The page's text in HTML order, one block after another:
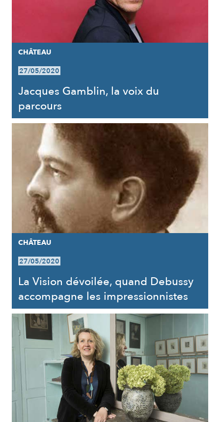
CHÂTEAU
27/05/2020
Jacques Gamblin, la voix du
parcours
CHÂTEAU
27/05/2020
La Vision dévoilée, quand Debussy
accompagne les impressionnistes